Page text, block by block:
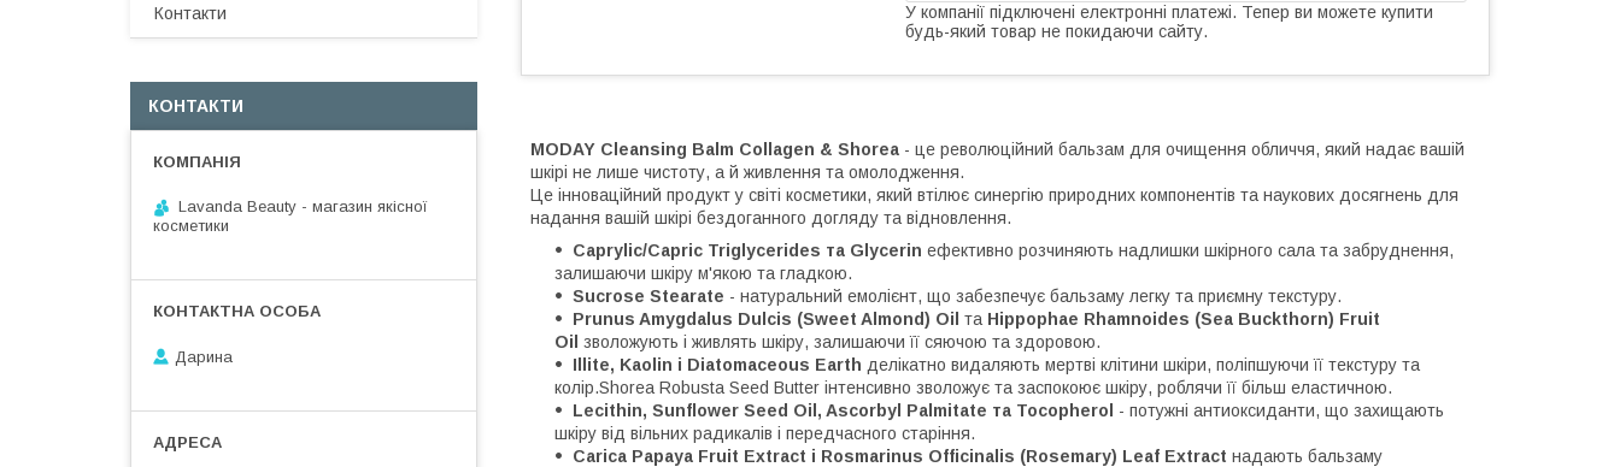
У компанії підключені електронні платежі. Тепер ви можете купити
будь-який товар не покидаючи сайту.
MODAY Cleansing Balm Collagen & Shorea - це революційний бальзам для очищення обличчя, який надає вашій
шкірі не лише чистоту, а й живлення та омолодження.
Це інноваційний продукт у світі косметики, який втілює синергію природних компонентів та наукових досягнень для
надання вашій шкірі бездоганного догляду та відновлення.
Caprylic/Capric Triglycerides та Glycerin ефективно розчиняють надлишки шкірного сала та забруднення,
залишаючи шкіру м'якою та гладкою.
Sucrose Stearate - натуральний емолієнт, що забезпечує бальзаму легку та приємну текстуру.
Prunus Amygdalus Dulcis (Sweet Almond) Oil та Hippophae Rhamnoides (Sea Buckthorn) Fruit
Oil зволожують і живлять шкіру, залишаючи її сяючою та здоровою.
Illite, Kaolin і Diatomaceous Earth делікатно видаляють мертві клітини шкіри, поліпшуючи її текстуру та
колір.Shorea Robusta Seed Butter інтенсивно зволожує та заспокоює шкіру, роблячи її більш еластичною.
Lecithin, Sunflower Seed Oil, Ascorbyl Palmitate та Tocopherol - потужні антиоксиданти, що захищають
шкіру від вільних радикалів і передчасного старіння.
Carica Papaya Fruit Extract і Rosmarinus Officinalis (Rosemary) Leaf Extract надають бальзаму
Контакти
КОНТАКТИ
Lavanda Beauty - магазин якісної
косметики
Дарина